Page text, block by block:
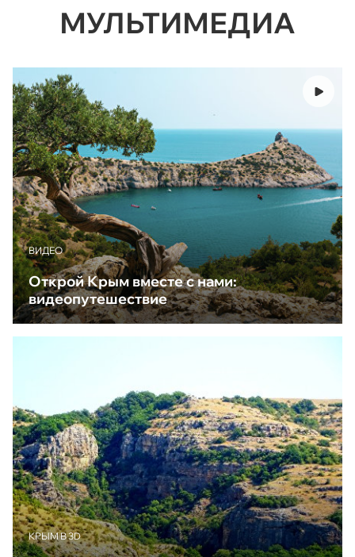
МУЛЬТИМЕДИА
ВИДЕО
Открой Крым вместе с нами:
видеопутешествие
КРЫМ В 3D